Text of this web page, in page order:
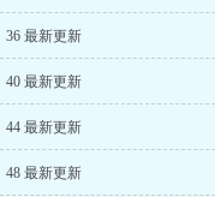
36 最新更新
40 最新更新
44 最新更新
48 最新更新